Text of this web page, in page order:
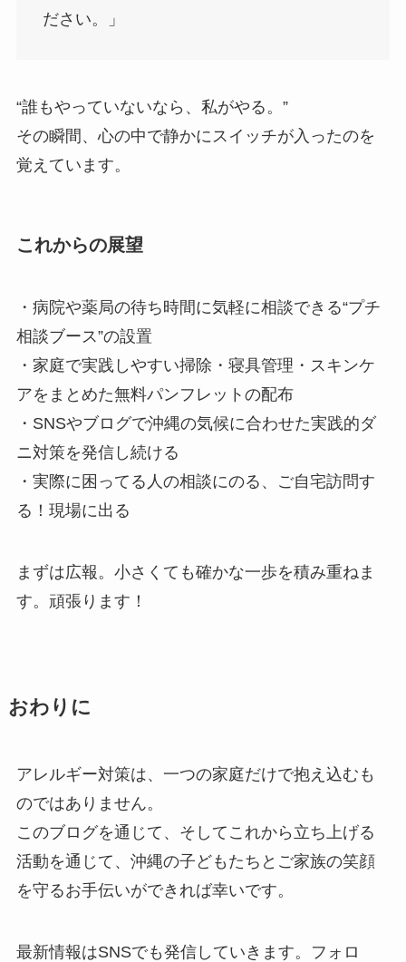
ださい。」
“誰もやっていないなら、私がやる。”
その瞬間、心の中で静かにスイッチが入ったのを
覚えています。
これからの展望
・病院や薬局の待ち時間に気軽に相談できる“プチ
相談ブース”の設置
・家庭で実践しやすい掃除・寝具管理・スキンケ
アをまとめた無料パンフレットの配布
・SNSやブログで沖縄の気候に合わせた実践的ダ
ニ対策を発信し続ける
・実際に困ってる人の相談にのる、ご自宅訪問す
る！現場に出る
まずは広報。小さくても確かな一歩を積み重ねま
す。頑張ります！
おわりに
アレルギー対策は、一つの家庭だけで抱え込むも
のではありません。
このブログを通じて、そしてこれから立ち上げる
活動を通じて、沖縄の子どもたちとご家族の笑顔
を守るお手伝いができれば幸いです。
最新情報はSNSでも発信していきます。フォロ